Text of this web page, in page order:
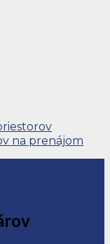
na prenájom